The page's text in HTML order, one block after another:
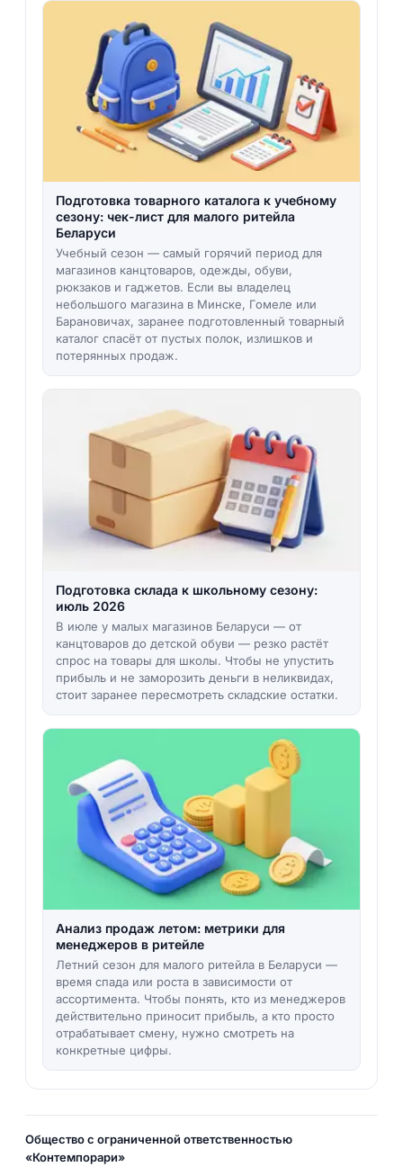
Подготовка товарного каталога к учебному
сезону: чек-лист для малого ритейла
Беларуси
Учебный сезон — самый горячий период для
магазинов канцтоваров, одежды, обуви,
рюкзаков и гаджетов. Если вы владелец
небольшого магазина в Минске, Гомеле или
Барановичах, заранее подготовленный товарный
каталог спасёт от пустых полок, излишков и
потерянных продаж.
Подготовка склада к школьному сезону:
июль 2026
В июле у малых магазинов Беларуси — от
канцтоваров до детской обуви — резко растёт
спрос на товары для школы. Чтобы не упустить
прибыль и не заморозить деньги в неликвидах,
стоит заранее пересмотреть складские остатки.
Анализ продаж летом: метрики для
менеджеров в ритейле
Летний сезон для малого ритейла в Беларуси —
время спада или роста в зависимости от
ассортимента. Чтобы понять, кто из менеджеров
действительно приносит прибыль, а кто просто
отрабатывает смену, нужно смотреть на
конкретные цифры.
Общество с ограниченной ответственностью
«Контемпорари»